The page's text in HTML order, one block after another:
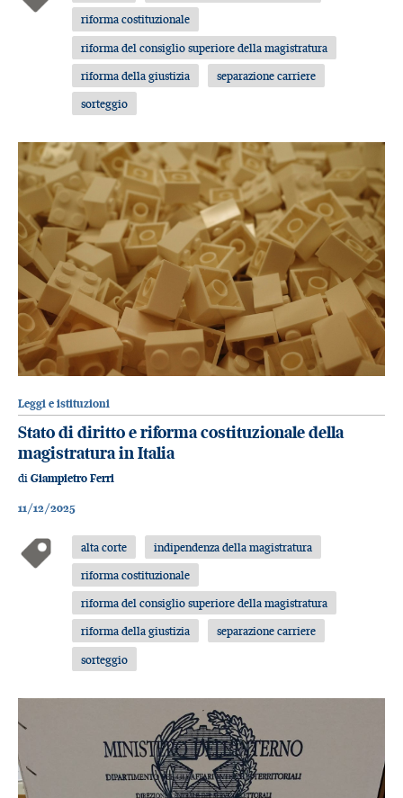
riforma costituzionale
riforma del consiglio superiore della magistratura
riforma della giustizia
separazione carriere
sorteggio
Leggi e istituzioni
Stato di diritto e riforma costituzionale della
magistratura in Italia
di Giampietro Ferri
11/12/2025
alta corte
indipendenza della magistratura
riforma costituzionale
riforma del consiglio superiore della magistratura
riforma della giustizia
separazione carriere
sorteggio